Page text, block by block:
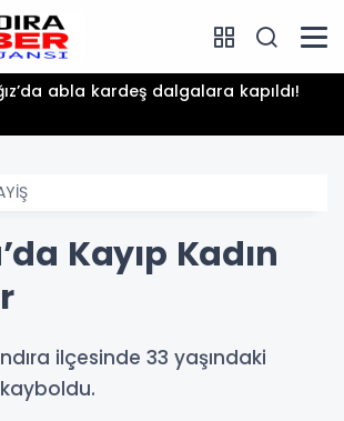
abla kardeş dalgalara kapıldı!
Kayıp Kadın
ilçesinde 33 yaşındaki